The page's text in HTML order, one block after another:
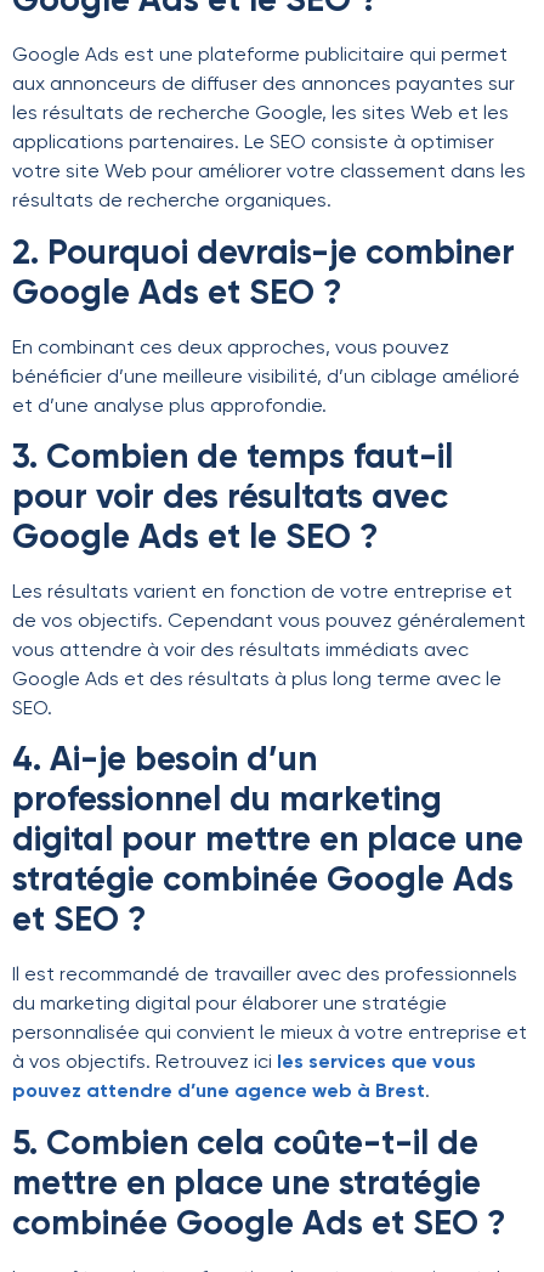
Google Ads est une plateforme publicitaire qui permet
aux annonceurs de diffuser des annonces payantes sur
les résultats de recherche Google, les sites Web et les
applications partenaires. Le SEO consiste à optimiser
votre site Web pour améliorer votre classement dans les
résultats de recherche organiques.
2. Pourquoi devrais-je combiner
Google Ads et SEO ?
En combinant ces deux approches, vous pouvez
bénéficier d’une meilleure visibilité, d’un ciblage amélioré
et d’une analyse plus approfondie.
3. Combien de temps faut-il
pour voir des résultats avec
Google Ads et le SEO ?
Les résultats varient en fonction de votre entreprise et
de vos objectifs. Cependant vous pouvez généralement
vous attendre à voir des résultats immédiats avec
Google Ads et des résultats à plus long terme avec le
SEO.
4. Ai-je besoin d’un
professionnel du marketing
digital pour mettre en place une
stratégie combinée Google Ads
et SEO ?
Il est recommandé de travailler avec des professionnels
du marketing digital pour élaborer une stratégie
personnalisée qui convient le mieux à votre entreprise et
à vos objectifs. Retrouvez ici les services que vous
pouvez attendre d’une agence web à Brest.
5. Combien cela coûte-t-il de
mettre en place une stratégie
combinée Google Ads et SEO ?